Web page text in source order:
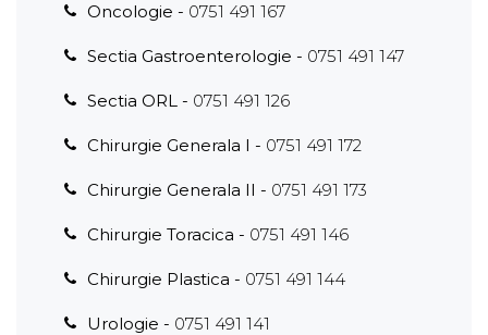
Oncologie - 0751 491 167
Sectia Gastroenterologie - 0751 491 147
Sectia ORL - 0751 491 126
Chirurgie Generala I - 0751 491 172
Chirurgie Generala II - 0751 491 173
Chirurgie Toracica - 0751 491 146
Chirurgie Plastica - 0751 491 144
Urologie - 0751 491 141